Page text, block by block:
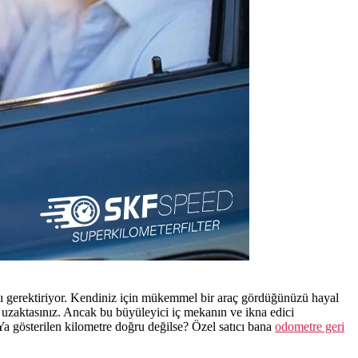
gerektiriyor. Kendiniz için mükemmel bir araç gördüğünüzü hayal
Ancak bu büyüleyici iç mekanın ve ikna edici
kilometre doğru değilse? Özel satıcı bana odometre geri